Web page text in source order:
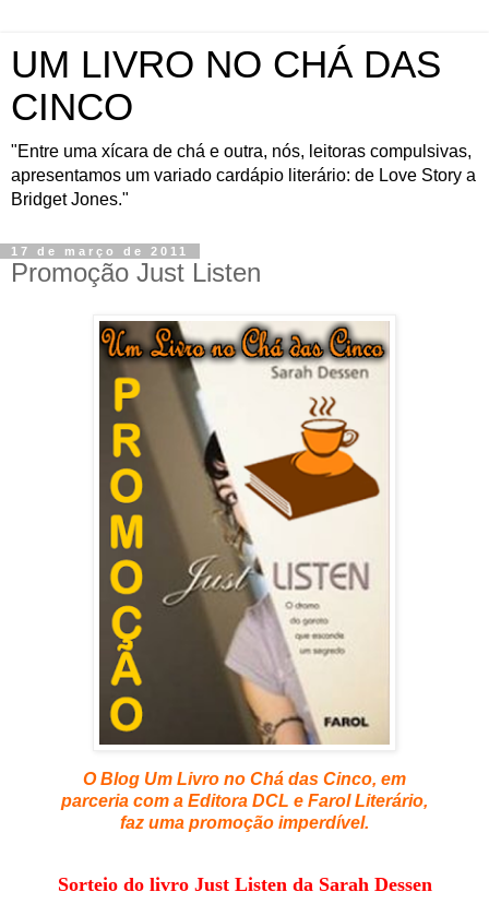
UM LIVRO NO CHÁ DAS
CINCO
"Entre uma xícara de chá e outra, nós, leitoras compulsivas,
apresentamos um variado cardápio literário: de Love Story a
Bridget Jones."
17 de março de 2011
Promoção Just Listen
O Blog Um Livro no Chá das Cinco, em
parceria com a Editora DCL e Farol Literário,
faz uma promoção imperdível.
Sorteio do livro Just Listen da Sarah Dessen